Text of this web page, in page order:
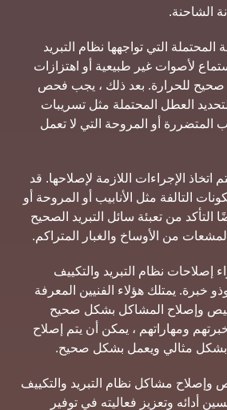
الشاحنة.
التي تواجهها نظام التبريد
لأصوات غير طبيعية أو اهتزازات
صحيح للحرارة. بعد ذلك ، يجب فحص
العطل المحتملة مثل تسريبات
المتضررة أو المروحة التي لا تعمل
الإجراءات اللازمة لإصلاحها. قد
التالفة مثل الأنابيب أو المروحة أو
التأكد من تعبئة سائل التبريد الصحيح
من الأوساخ والغبار المتراكم.
إصلاحات نظام التبريد والتكييف
يمتلك هؤلاء الفنيين المعرفة
وإصلاح المشاكل بشكل صحيح
ومهاراتهم ، يمكن أن يتم إصلاح
بشكل مثالي ويعمل بشكل صحيح.
وإصلاح مشاكل نظام التبريد والتكييف
أدائه وتعزيز فعاليته في توفير